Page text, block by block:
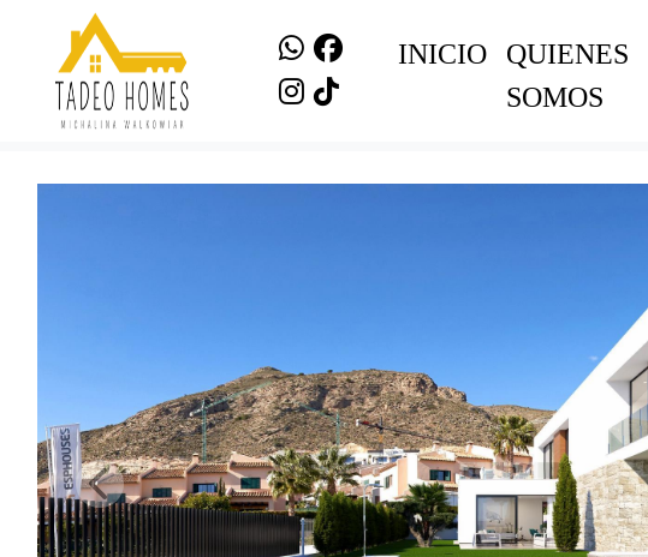
INICIO
QUIENES
SOMOS